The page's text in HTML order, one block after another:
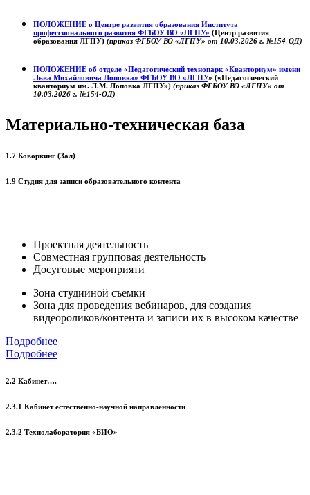
ПОЛОЖЕНИЕ о Центре развития образования Института
профессионального развития ФГБОУ ВО «ЛГПУ» (Центр развития
образования ЛГПУ) (приказ ФГБОУ ВО «ЛГПУ» от 10.03.2026 г. №154-ОД)
ПОЛОЖЕНИЕ об отделе «Педагогический технопарк «Кванториум» имени
Льва Михайловича Лоповка» ФГБОУ ВО «ЛГПУ» («Педагогический
кванториум им. Л.М. Лоповка ЛГПУ») (приказ ФГБОУ ВО «ЛГПУ» от
10.03.2026 г. №154-ОД)
Материально-техническая база
1.7 Коворкинг (Зал)
1.9 Студия для записи образовательного контента
Проектная деятельность
Совместная групповая деятельность
Досуговые мероприяти
Зона студииной съемки
Зона для проведения вебинаров, для создания
видеороликов/контента и записи их в высоком качестве
Подробнее
Подробнее
2.2 Кабинет….
2.3.1 Кабинет естественно-научной направленности
2.3.2 Технолаборатория «БИО»